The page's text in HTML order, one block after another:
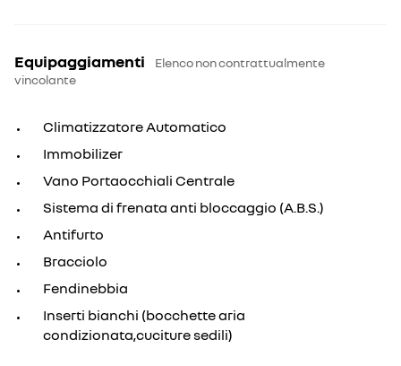
Equipaggiamenti
Elenco non contrattualmente
vincolante
Climatizzatore Automatico
Immobilizer
Vano Portaocchiali Centrale
Sistema di frenata anti bloccaggio (A.B.S.)
Antifurto
Bracciolo
Fendinebbia
Inserti bianchi (bocchette aria
condizionata,cuciture sedili)